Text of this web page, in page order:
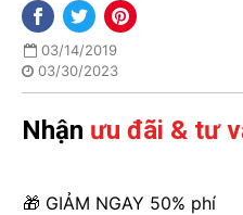
03/14/2019
03/30/2023
Nhận ưu đãi & tư
🎁 GIẢM NGAY 50% phí